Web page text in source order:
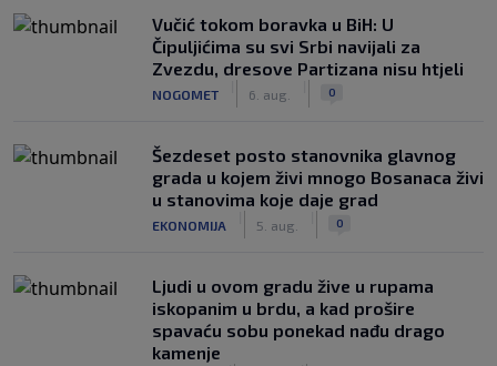
Vučić tokom boravka u BiH: U
Čipuljićima su svi Srbi navijali za
Zvezdu, dresove Partizana nisu htjeli
NOGOMET 6. aug. 0
Šezdeset posto stanovnika glavnog
grada u kojem živi mnogo Bosanaca živi
u stanovima koje daje grad
EKONOMIJA 5. aug. 0
Ljudi u ovom gradu žive u rupama
iskopanim u brdu, a kad prošire
spavaću sobu ponekad nađu drago
kamenje